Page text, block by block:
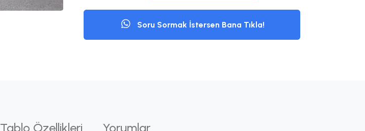
Soru Sormak İstersen Bana Tıkla!
Tablo Özellikleri Yorumlar